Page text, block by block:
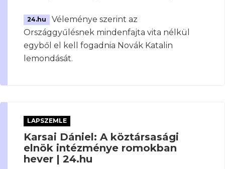
24.hu
Véleménye szerint az
Országgyűlésnek mindenfajta vita nélkül
egyből el kell fogadnia Novák Katalin
lemondását.
LAPSZEMLE
Karsai Dániel: A köztársasági
elnök intézménye romokban
hever | 24.hu